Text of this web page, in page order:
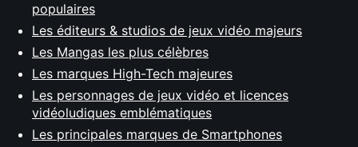
populaires
Les éditeurs & studios de jeux vidéo majeurs
Les Mangas les plus célèbres
Les marques High-Tech majeures
Les personnages de jeux vidéo et licences
vidéoludiques emblématiques
Les principales marques de Smartphones